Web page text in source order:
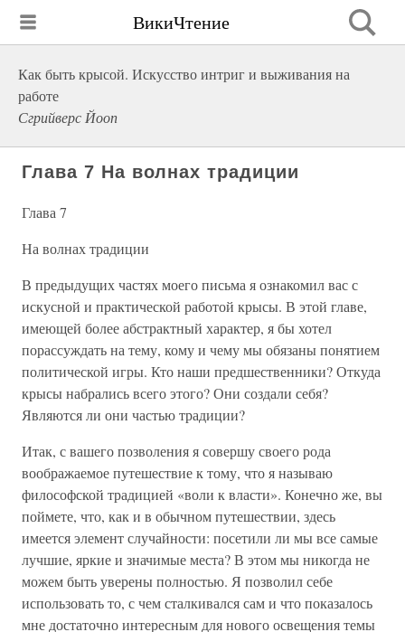
ВикиЧтение
Как быть крысой. Искусство интриг и выживания на
работе
Сгрийверс Йооп
Глава 7 На волнах традиции
Глава 7
На волнах традиции
В предыдущих частях моего письма я ознакомил вас с
искусной и практической работой крысы. В этой главе,
имеющей более абстрактный характер, я бы хотел
порассуждать на тему, кому и чему мы обязаны понятием
политической игры. Кто наши предшественники? Откуда
крысы набрались всего этого? Они создали себя?
Являются ли они частью традиции?
Итак, с вашего позволения я совершу своего рода
воображаемое путешествие к тому, что я называю
философской традицией «воли к власти». Конечно же, вы
поймете, что, как и в обычном путешествии, здесь
имеется элемент случайности: посетили ли мы все самые
лучшие, яркие и значимые места? В этом мы никогда не
можем быть уверены полностью. Я позволил себе
использовать то, с чем сталкивался сам и что показалось
мне достаточно интересным для нового освещения темы